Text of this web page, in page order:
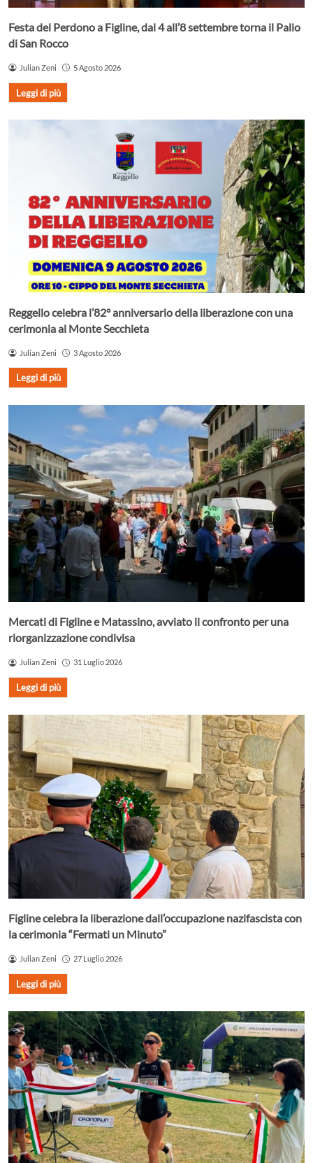
Festa del Perdono a Figline, dal 4 all’8 settembre torna il Palio
di San Rocco
Julian Zeni 5 Agosto 2026
Leggi di più
Reggello celebra l’82° anniversario della liberazione con una
cerimonia al Monte Secchieta
Julian Zeni 3 Agosto 2026
Leggi di più
Mercati di Figline e Matassino, avviato il confronto per una
riorganizzazione condivisa
Julian Zeni 31 Luglio 2026
Leggi di più
Figline celebra la liberazione dall’occupazione nazifascista con
la cerimonia “Fermati un Minuto”
Julian Zeni 27 Luglio 2026
Leggi di più